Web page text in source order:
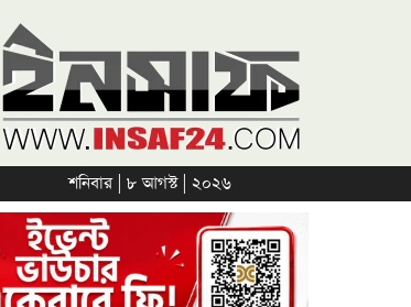
শনিবার | ৮ আগস্ট | ২০২৬